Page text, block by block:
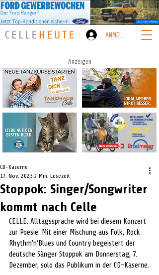
ANMELDEN
Anzeigen
Stoppok: Singer/Songwriter
kommt nach Celle
CD-Kaserne
17. Nov. 2023 2 Min. Lesezeit
CELLE. Alltagssprache wird bei diesem Konzert
zur Poesie. Mit einer Mischung aus Folk, Rock
Rhythm’n‘Blues und Country begeistert der
deutsche Sänger Stoppok am Donnerstag, 7.
Dezember, solo das Publikum in der CD-Kaserne.